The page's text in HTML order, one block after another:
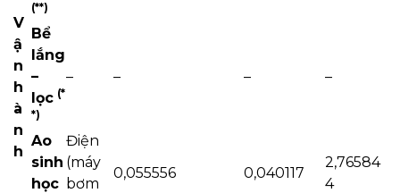
V
ậ
n
h
à
n
h
(**)
Bể
lắng
–
lọc (*
*)
– – – –
Ao
sinh
học
Điện
(máy
bơm
0,055556 0,040117
2,76584
4